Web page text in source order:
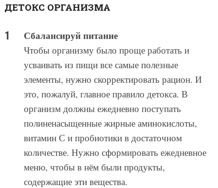
ДЕТОКС ОРГАНИЗМА
Сбалансируй питание
Чтобы организму было проще работать и
усваивать из пищи все самые полезные
элементы, нужно скорректировать рацион. И
это, пожалуй, главное правило детокса. В
организм должны ежедневно поступать
полиненасыщенные жирные аминокислоты,
витамин С и пробиотики в достаточном
количестве. Нужно сформировать ежедневное
меню, чтобы в нём были продукты,
содержащие эти вещества.